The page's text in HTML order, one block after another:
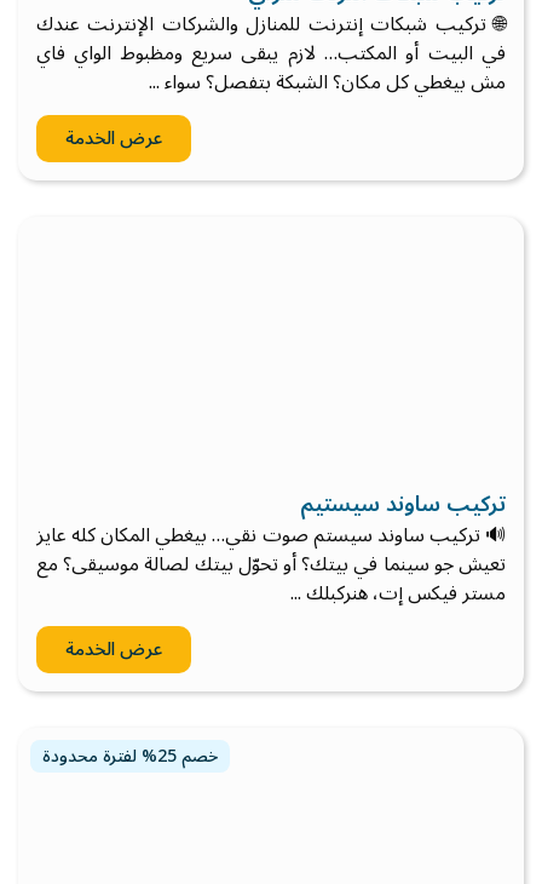
🌐 تركيب شبكات إنترنت للمنازل والشركات الإنترنت عندك
في البيت أو المكتب… لازم يبقى سريع ومظبوط الواي فاي
مش بيغطي كل مكان؟ الشبكة بتفصل؟ سواء ...
عرض الخدمة
تركيب ساوند سيستيم
🔊 تركيب ساوند سيستم صوت نقي… بيغطي المكان كله عايز
تعيش جو سينما في بيتك؟ أو تحوّل بيتك لصالة موسيقى؟ مع
مستر فيكس إت، هنركبلك ...
عرض الخدمة
خصم 25% لفترة محدودة